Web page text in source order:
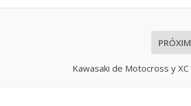
Kawasaki de Motocross y